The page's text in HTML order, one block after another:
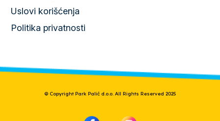
Uslovi korišćenja
Politika privatnosti
© Copyright Park Palić d.o.o. All Rights Reserved 2025